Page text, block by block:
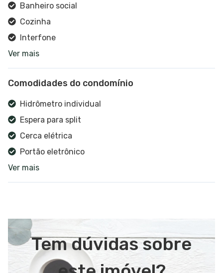
Banheiro social
Cozinha
Interfone
Sala de estar
Ver mais
Comodidades do condomínio
Hidrômetro individual
Espera para split
Cerca elétrica
Portão eletrônico
Portaria 24h
Quadra poliesportiva
Salão de festas
Área verde
Ver mais
Tem dúvidas sobre